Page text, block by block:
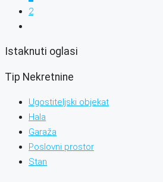
2
Istaknuti oglasi
Tip Nekretnine
Ugostiteljski objekat
Hala
Garaža
Poslovni prostor
Stan